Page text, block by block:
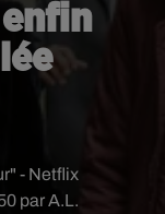
par A.L.
- Netflix